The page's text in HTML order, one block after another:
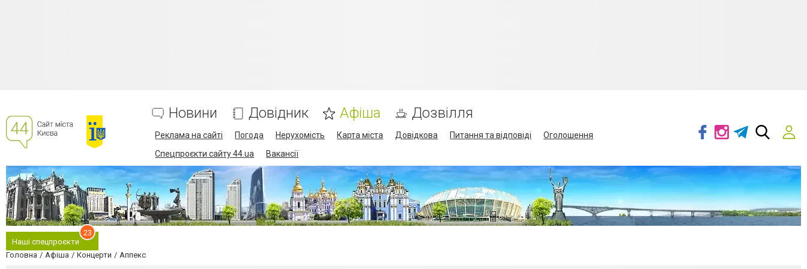
Новини Довідник Афіша Дозвілля
Реклама на сайті Погода Нерухомість Карта міста Довідкова Питання та відповіді
Оголошення
Спецпроєкти сайту 44.ua
Вакансії
Наші спецпроєкти
23
Головна Афіша Концерти Аппекс